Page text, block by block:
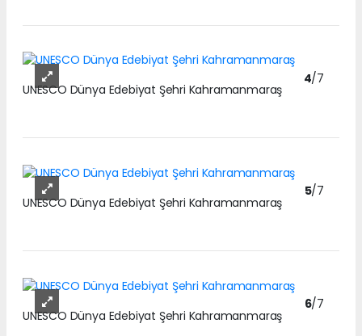
4/7
UNESCO Dünya Edebiyat Şehri Kahramanmaraş
5/7
UNESCO Dünya Edebiyat Şehri Kahramanmaraş
6/7
UNESCO Dünya Edebiyat Şehri Kahramanmaraş